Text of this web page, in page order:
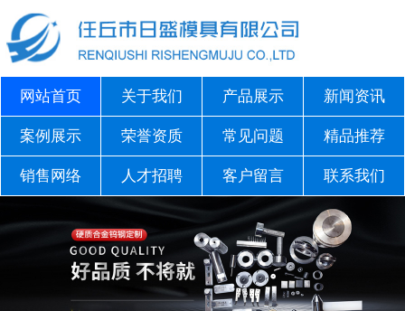
网站首页 关于我们 产品展示 新闻资讯
案例展示 荣誉资质 常见问题 精品推荐
销售网络 人才招聘 客户留言 联系我们